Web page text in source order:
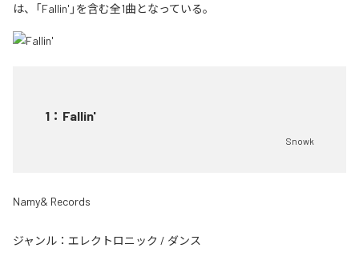
は、「Fallin'」を含む全1曲となっている。
1 ： Fallin'
Snowk
Namy& Records
ジャンル： エレクトロニック / ダンス